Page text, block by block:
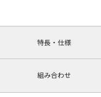
特長・仕様
組み合わせ